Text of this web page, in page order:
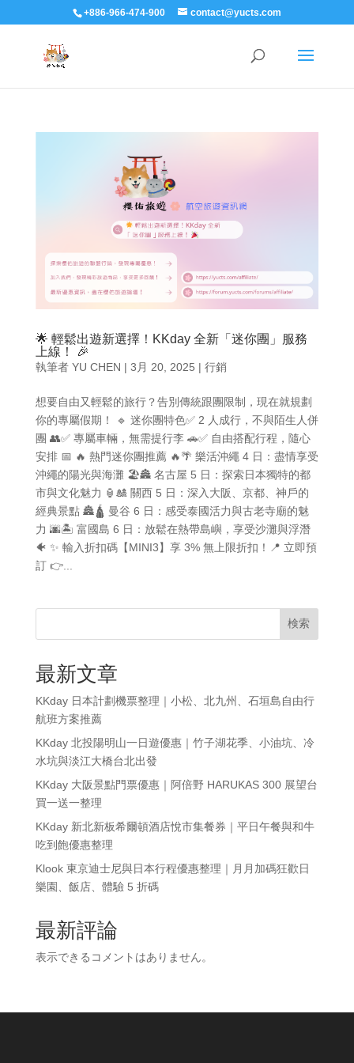
+886-966-474-900 contact@yucts.com
🌟 輕鬆出遊新選擇！KKday 全新「迷你團」服務
上線！ 🎉
執筆者 YU CHEN | 3月 20, 2025 | 行銷
想要自由又輕鬆的旅行？告別傳統跟團限制，現在就規劃
你的專屬假期！ 🔹 迷你團特色✅ 2 人成行，不與陌生人併
團 👥✅ 專屬車輛，無需提行李 🚗✅ 自由搭配行程，隨心
安排 📅 🔥 熱門迷你團推薦 🔥🌴 樂活沖繩 4 日：盡情享受
沖繩的陽光與海灘 🏖🏯 名古屋 5 日：探索日本獨特的都
市與文化魅力 🏮🎎 關西 5 日：深入大阪、京都、神戶的
經典景點 🏯🛕 曼谷 6 日：感受泰國活力與古老寺廟的魅
力 🌆🏝 富國島 6 日：放鬆在熱帶島嶼，享受沙灘與浮潛
🐠 ✨ 輸入折扣碼【MINI3】享 3% 無上限折扣！📍 立即預
訂 👉...
検索
最新文章
KKday 日本計劃機票整理｜小松、北九州、石垣島自由行
航班方案推薦
KKday 北投陽明山一日遊優惠｜竹子湖花季、小油坑、冷
水坑與淡江大橋台北出發
KKday 大阪景點門票優惠｜阿倍野 HARUKAS 300 展望台
買一送一整理
KKday 新北新板希爾頓酒店悅市集餐券｜平日午餐與和牛
吃到飽優惠整理
Klook 東京迪士尼與日本行程優惠整理｜月月加碼狂歡日
樂園、飯店、體驗 5 折碼
最新評論
表示できるコメントはありません。